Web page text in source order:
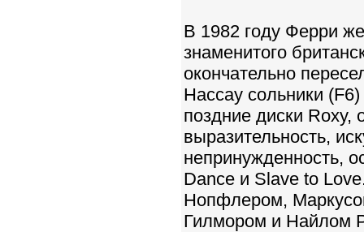
В 1982 году Ферри
знаменитого
окончательно
Нассау сольники
поздние диски Roxy,
выразительность,
непринужденность,
Dance и Slave to
Нопфлером,
Гилмором и Найлом